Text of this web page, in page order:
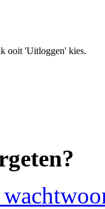
ooit 'Uitloggen' kies.